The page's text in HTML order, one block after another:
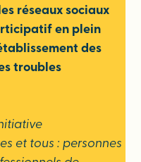
réseaux sociaux
en plein
des
troubles
et tous : personnes